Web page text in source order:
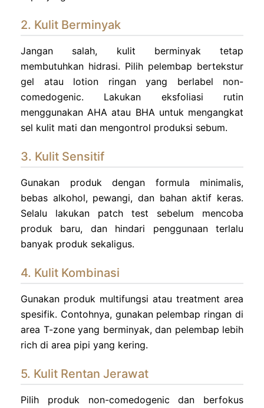
2. Kulit Berminyak
Jangan salah, kulit berminyak tetap
membutuhkan hidrasi. Pilih pelembap bertekstur
gel atau lotion ringan yang berlabel non-
comedogenic. Lakukan eksfoliasi rutin
menggunakan AHA atau BHA untuk mengangkat
sel kulit mati dan mengontrol produksi sebum.
3. Kulit Sensitif
Gunakan produk dengan formula minimalis,
bebas alkohol, pewangi, dan bahan aktif keras.
Selalu lakukan patch test sebelum mencoba
produk baru, dan hindari penggunaan terlalu
banyak produk sekaligus.
4. Kulit Kombinasi
Gunakan produk multifungsi atau treatment area
spesifik. Contohnya, gunakan pelembap ringan di
area T-zone yang berminyak, dan pelembap lebih
rich di area pipi yang kering.
5. Kulit Rentan Jerawat
Pilih produk non-comedogenic dan berfokus